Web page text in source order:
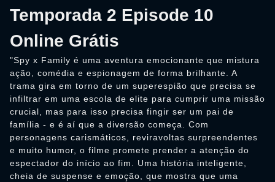
Temporada 2 Episode 10
Online Grátis
"Spy x Family é uma aventura emocionante que mistura
ação, comédia e espionagem de forma brilhante. A
trama gira em torno de um superespião que precisa se
infiltrar em uma escola de elite para cumprir uma missão
crucial, mas para isso precisa fingir ser um pai de
família - e é aí que a diversão começa. Com
personagens carismáticos, reviravoltas surpreendentes
e muito humor, o filme promete prender a atenção do
espectador do início ao fim. Uma história inteligente,
cheia de suspense e emoção, que mostra que uma